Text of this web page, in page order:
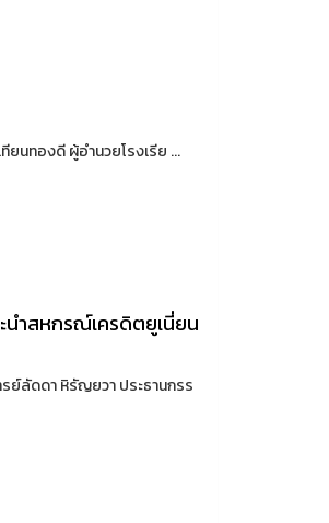
ยนทองดี ผู้อำนวยโรงเรีย ...
ำสหกรณ์เครดิตยูเนี่ยน
ย์ลัดดา หิรัญยวา ประธานกรร